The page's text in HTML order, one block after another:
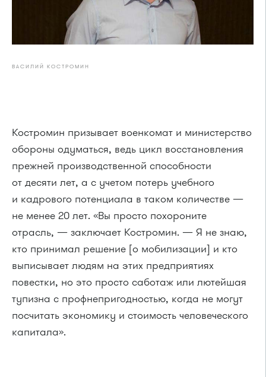
ВАСИЛИЙ КОСТРОМИН
Костромин призывает военкомат и министерство
обороны одуматься, ведь цикл восстановления
прежней производственной способности
от десяти лет, а с учетом потерь учебного
и кадрового потенциала в таком количестве —
не менее 20 лет. «Вы просто похороните
отрасль, — заключает Костромин. — Я не знаю,
кто принимал решение [о мобилизации] и кто
выписывает людям на этих предприятиях
повестки, но это просто саботаж или лютейшая
тупизна с профнепригодностью, когда не могут
посчитать экономику и стоимость человеческого
капитала».